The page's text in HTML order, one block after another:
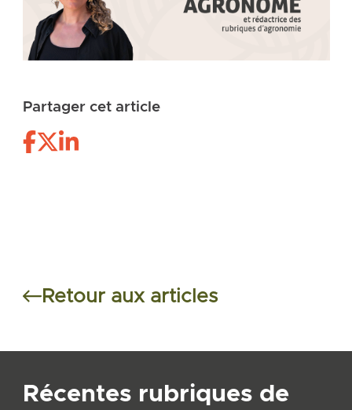
Partager cet article
Retour aux articles
Récentes rubriques de